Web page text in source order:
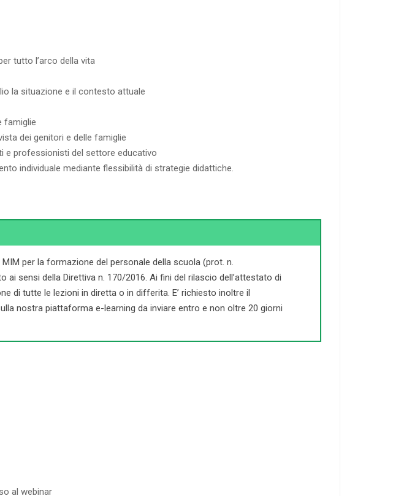
tutto l’arco della vita
la situazione e il contesto attuale
famiglie
dei genitori e delle famiglie
e professionisti del settore educativo
individuale mediante flessibilità di strategie didattiche.
per la formazione del personale della scuola (prot. n.
ai sensi della Direttiva n. 170/2016. Ai fini del rilascio dell’attestato di
di tutte le lezioni in diretta o in differita. E’ richiesto inoltre il
nostra piattaforma e-learning da inviare entro e non oltre 20 giorni
al webinar